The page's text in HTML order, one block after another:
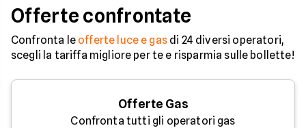
Offerte confrontate
Confronta le offerte luce e gasdi 24 diversi operatori,
scegli la tariffa migliore per te e risparmia sulle bollette!
Offerte Gas
Confronta tutti gli operatori gas